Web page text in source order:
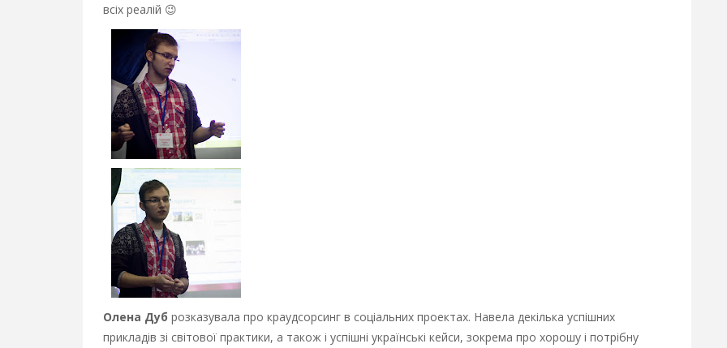
всіх реалій 😉
Олена Дуб розказувала про краудсорсинг в соціальних проектах. Навела декілька успішних
прикладів зі світової практики, а також і успішні українські кейси, зокрема про хорошу і потрібну